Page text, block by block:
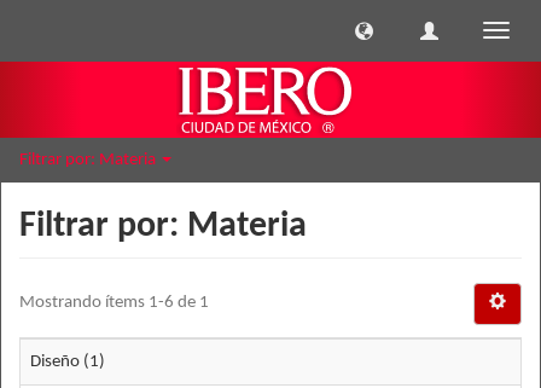
Filtrar por: Materia
Filtrar por: Materia
Mostrando ítems 1-6 de 1
Diseño (1)